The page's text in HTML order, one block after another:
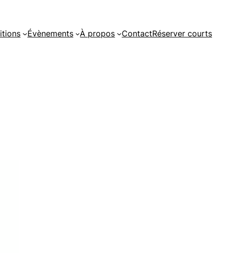
Évènements À propos ContactRéserver courts